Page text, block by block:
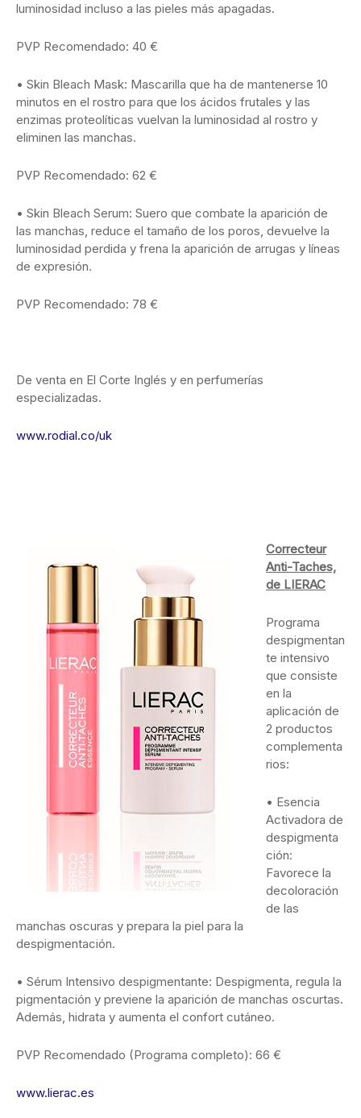
luminosidad incluso a las pieles más apagadas.
PVP Recomendado: 40 €
• Skin Bleach Mask: Mascarilla que ha de mantenerse 10
minutos en el rostro para que los ácidos frutales y las
enzimas proteolíticas vuelvan la luminosidad al rostro y
eliminen las manchas.
PVP Recomendado: 62 €
• Skin Bleach Serum: Suero que combate la aparición de
las manchas, reduce el tamaño de los poros, devuelve la
luminosidad perdida y frena la aparición de arrugas y líneas
de expresión.
PVP Recomendado: 78 €
De venta en El Corte Inglés y en perfumerías
especializadas.
www.rodial.co/uk
Correcteur
Anti-Taches,
de LIERAC
Programa
despigmentan
te intensivo
que consiste
en la
aplicación de
2 productos
complementa
rios:
• Esencia
Activadora de
despigmenta
ción:
Favorece la
decoloración
de las
manchas oscuras y prepara la piel para la
despigmentación.
• Sérum Intensivo despigmentante: Despigmenta, regula la
pigmentación y previene la aparición de manchas oscurtas.
Además, hidrata y aumenta el confort cutáneo.
PVP Recomendado (Programa completo): 66 €
www.lierac.es